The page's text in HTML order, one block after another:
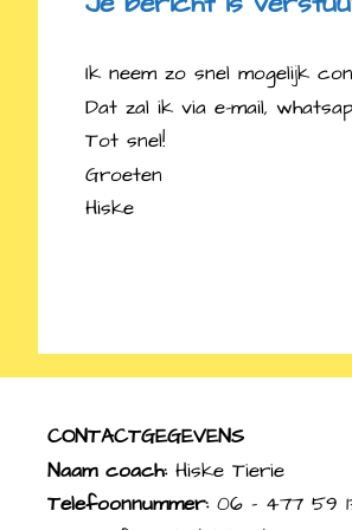
Ik neem zo snel mogelijk
Dat zal ik via e-mail,
Tot snel!
Groeten
Hiske
CONTACTGEGEVENS
Naam coach: Hiske Tierie
Telefoonnummer:06 – 477 59